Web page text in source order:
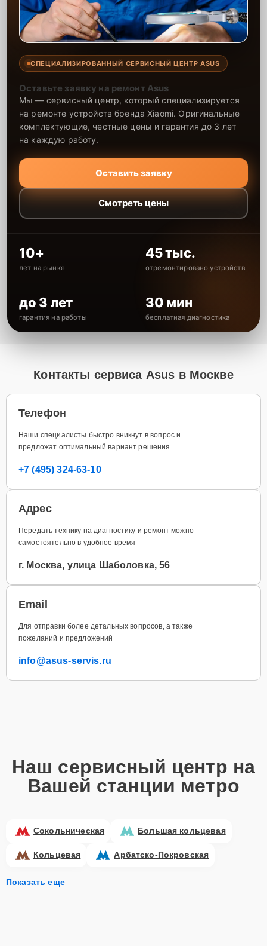
СПЕЦИАЛИЗИРОВАННЫЙ СЕРВИСНЫЙ ЦЕНТР ASUS
Оставьте заявку на ремонт Asus
Мы — сервисный центр, который специализируется
на ремонте устройств бренда Xiaomi. Оригинальные
комплектующие, честные цены и гарантия до 3 лет
на каждую работу.
Оставить заявку
Смотреть цены
10+
лет на рынке
45 тыс.
отремонтировано устройств
до 3 лет
гарантия на работы
30 мин
бесплатная диагностика
Контакты сервиса Asus в Москве
Телефон
Наши специалисты быстро вникнут в вопрос и
предложат оптимальный вариант решения
+7 (495) 324-63-10
Адрес
Передать технику на диагностику и ремонт можно
самостоятельно в удобное время
г. Москва, улица Шаболовка, 56
Email
Для отправки более детальных вопросов, а также
пожеланий и предложений
info@asus-servis.ru
Наш сервисный центр на
Вашей станции метро
Сокольническая Большая кольцевая
Кольцевая Арбатско-Покровская
Показать еще